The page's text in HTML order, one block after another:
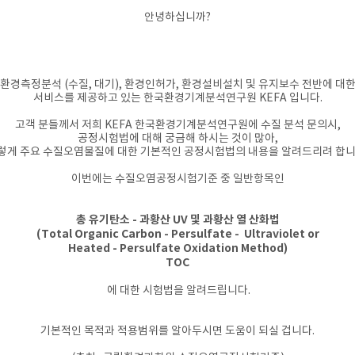
안녕하십니까?
환경측정분석 (수질, 대기), 환경인허가, 환경설비설치 및 유지보수 전반에 대한
서비스를 제공하고 있는 한국환경기계분석연구원 KEFA 입니다.
고객 분들께서 저희 KEFA 한국환경기계분석연구원에 수질 분석 문의시,
공정시험법에 대해 궁금해 하시는 것이 많아,
게 주요 수질오염물질에 대한 기본적인 공정시험법의 내용을 알려드리려 합
이번에는 수질오염공정시험기준 중 일반항목인
​총 유기탄소 - 과황산 UV 및 과황산 열 산화법
(Total Organic Carbon - Persulfate - Ultraviolet or
Heated - Persulfate Oxidation Method)
TOC
에 대한 시험법을 알려드립니다.
기본적인 목적과 적용범위를 알아두시면 도움이 되실 겁니다.